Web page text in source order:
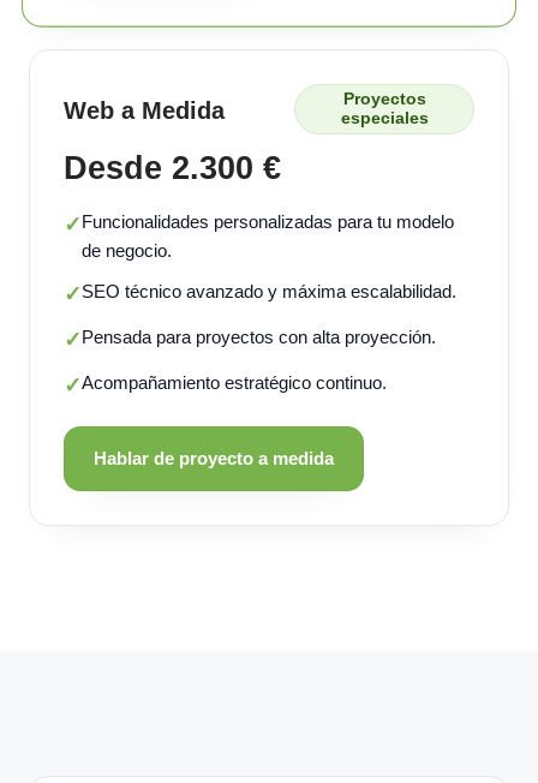
Web a Medida
Proyectos
especiales
Desde 2.300 €
✓Funcionalidades personalizadas para tu modelo
de negocio.
✓SEO técnico avanzado y máxima escalabilidad.
✓Pensada para proyectos con alta proyección.
✓Acompañamiento estratégico continuo.
Hablar de proyecto a medida